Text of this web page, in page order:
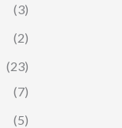
(3)
(2)
(23)
(7)
(5)